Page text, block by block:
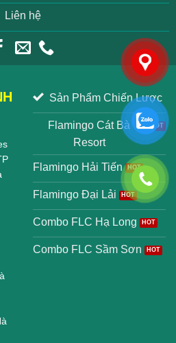
Liên hệ
Sản Phẩm Chiến Lược
Flamingo Cát Bà
Resort
Flamingo Hải Tiến
Flamingo Đại Lải
Combo FLC Hạ Long
Combo FLC Sầm Sơn